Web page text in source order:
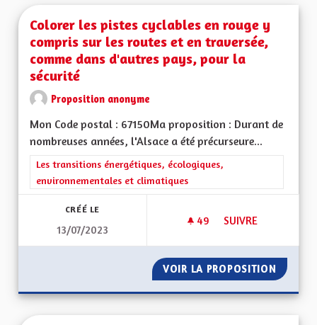
Colorer les pistes cyclables en rouge y
compris sur les routes et en traversée,
comme dans d'autres pays, pour la
sécurité
Proposition anonyme
Mon Code postal : 67150Ma proposition : Durant de
nombreuses années, l'Alsace a été précurseure...
Filtrer les résultats de la catégorie : Les transitions
Les transitions énergétiques, écologiques,
environnementales et climatiques
CRÉÉ LE
13/07/2023
49 49 ABONNÉS
SUIVRE
VOIR LA PROPOSITION